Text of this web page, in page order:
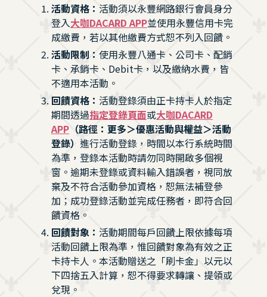
活動資格： 活動須以永豐網路銀行會員身分
登入大咖DACARD APP並使用永豐信用卡完
成繳費，若以其他繳費方式恕不列入回饋。
活動限制： 使用永豐八通卡、公司卡、配銷
卡、承銷卡、Debit卡，以及繳納水費，皆
不適用本活動。
回饋資格： 活動登錄須由正卡持卡人於指定
期間透過指定登錄頁面或大咖DACARD
APP （路徑：更多＞優惠活動與權益＞活動
登錄） 進行活動登錄，時間以本行系統時間
為準，登錄本活動時請勿同時開啟多個視
窗。逾期未登錄或資料輸入錯誤者，視同放
棄及不符合活動參加資格，恕無法補登參
加；成功登錄活動並完成任務者，即符合回
饋資格。
回饋對象： 活動期間每戶回饋上限依據每項
活動回饋上限為準，惟回饋對象為有效之正
卡持卡人。本活動贈送之「刷卡金」以元以
下四捨五入計算，恕不得要求轉讓、提領或
兌現。